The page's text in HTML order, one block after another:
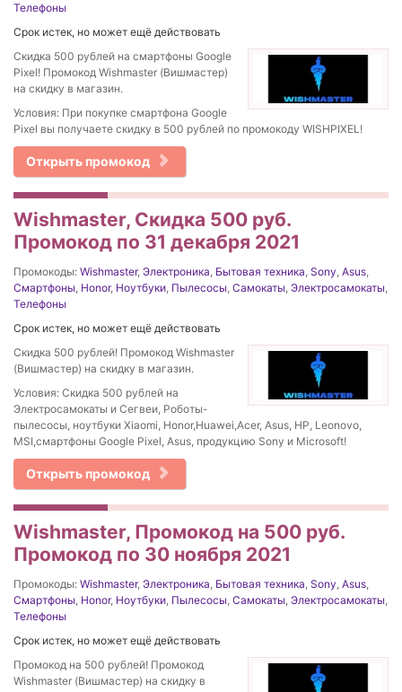
Телефоны
Срок истек, но может ещё действовать
Скидка 500 рублей на смартфоны Google
Pixel! Промокод Wishmaster (Вишмастер)
на скидку в магазин.
Условия: При покупке смартфона Google
Pixel вы получаете скидку в 500 рублей по промокоду WISHPIXEL!
Открыть промокод
Wishmaster, Скидка 500 руб.
Промокод по 31 декабря 2021
Промокоды: Wishmaster, Электроника, Бытовая техника, Sony, Asus,
Смартфоны, Honor, Ноутбуки, Пылесосы, Самокаты, Электросамокаты,
Телефоны
Срок истек, но может ещё действовать
Скидка 500 рублей! Промокод Wishmaster
(Вишмастер) на скидку в магазин.
Условия: Скидка 500 рублей на
Электросамокаты и Сегвеи, Роботы-
пылесосы, ноутбуки Xiaomi, Honor,Huawei,Acer, Asus, HP, Leonovo,
MSI,смартфоны Google Pixel, Asus, продукцию Sony и Microsoft!
Открыть промокод
Wishmaster, Промокод на 500 руб.
Промокод по 30 ноября 2021
Промокоды: Wishmaster, Электроника, Бытовая техника, Sony, Asus,
Смартфоны, Honor, Ноутбуки, Пылесосы, Самокаты, Электросамокаты,
Телефоны
Срок истек, но может ещё действовать
Промокод на 500 рублей! Промокод
Wishmaster (Вишмастер) на скидку в